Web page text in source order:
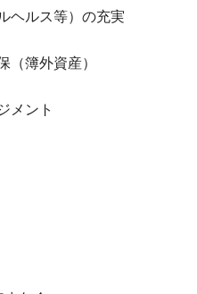
ヘルス等）の充実
（簿外資産）
メント